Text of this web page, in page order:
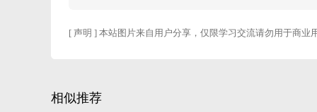
[ 声明 ] 本站图片来自用户分享，仅限学习交流请勿用于商业
相似推荐